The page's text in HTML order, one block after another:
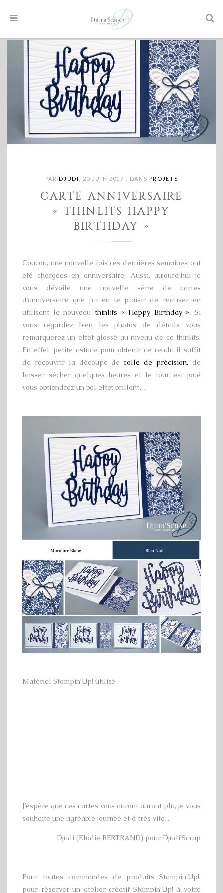
PARDJUDI 20 JUIN 2017 DANS PROJETS
CARTE ANNIVERSAIRE
« THINLITS HAPPY
BIRTHDAY »
Coucou, une nouvelle fois ces dernières semaines ont
été chargées en anniversaire. Aussi, aujourd’hui je
vous dévoile une nouvelle série de cartes
d’anniversaire que j’ai eu le plaisir de réaliser en
utilisant le nouveau thinlits « Happy Birthday ». Si
vous regardez bien les photos de détails vous
remarquerez un effet glossé au niveau de ce thinlits.
En effet, petite astuce pour obtenir ce rendu il suffit
de recouvrir la découpe decolle de précision, de
laisser sécher quelques heures et le tour est joué
vous obtiendrez un bel effet brillant…
Matériel Stampin’Up! utilisé
J’espère que ces cartes vous auront auront plu, je vous
souhaite une agréable journée et à très vite…
Djudi (Elodie BERTRAND) pour Djudi’Scrap
Pour toutes commandes de produits Stampin’Up!,
pour réserver un atelier créatif Stampin’Up! à votre